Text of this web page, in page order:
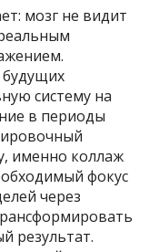
мозг не видит
будущих
систему на
в периоды
именно коллаж
фокус
через
результат.